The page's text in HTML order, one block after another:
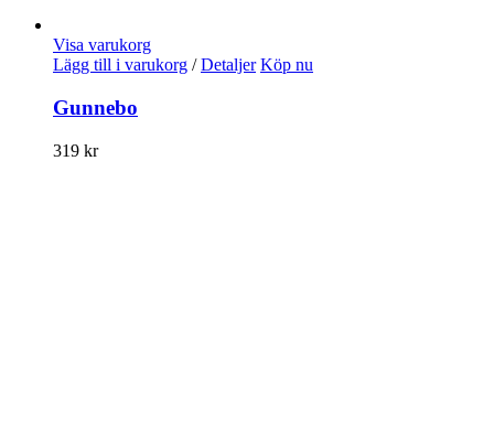
Visa varukorg
Lägg till i varukorg / Detaljer Köp nu
Gunnebo
319 kr